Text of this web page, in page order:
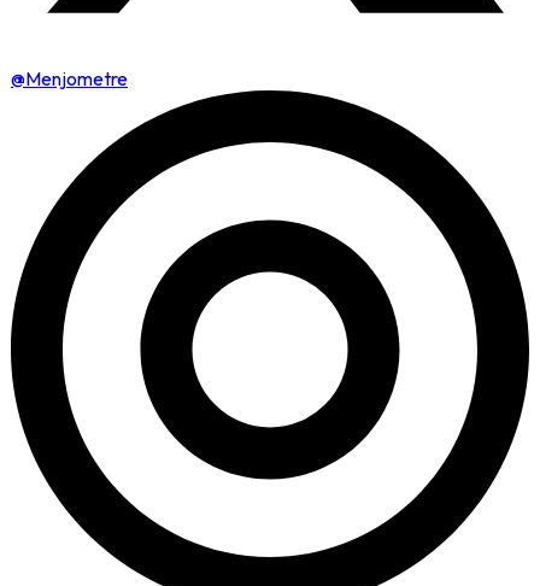
@Menjometre